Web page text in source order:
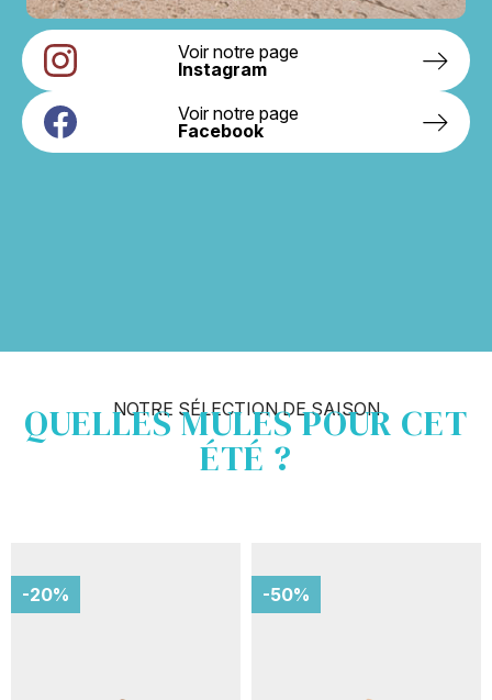
Voir notre page
Instagram
Voir notre page
Facebook
NOTRE SÉLECTION DE SAISON
QUELLES MULES POUR CET
ÉTÉ ?
-20% -50%